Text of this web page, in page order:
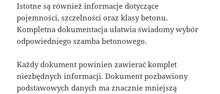
Istotne są również informacje dotyczące
pojemności, szczelności oraz klasy betonu.
Kompletna dokumentacja ułatwia świadomy wybór
odpowiedniego szamba betonowego.
Każdy dokument powinien zawierać komplet
niezbędnych informacji. Dokument pozbawiony
podstawowych danych ma znacznie mniejszą